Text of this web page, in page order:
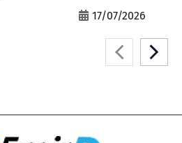
17/07/2026